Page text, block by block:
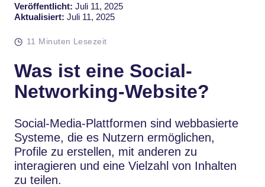
Veröffentlicht: Juli 11, 2025
Aktualisiert: Juli 11, 2025
11 Minuten Lesezeit
Was ist eine Social-
Networking-Website?
Social-Media-Plattformen sind webbasierte
Systeme, die es Nutzern ermöglichen,
Profile zu erstellen, mit anderen zu
interagieren und eine Vielzahl von Inhalten
zu teilen.